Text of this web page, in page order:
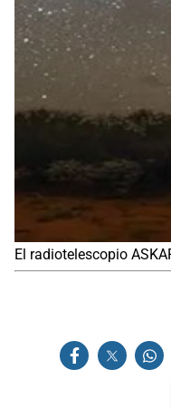
El radiotelescopio